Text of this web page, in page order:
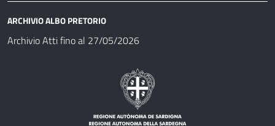
ARCHIVIO ALBO PRETORIO
Archivio Atti fino al 27/05/2026